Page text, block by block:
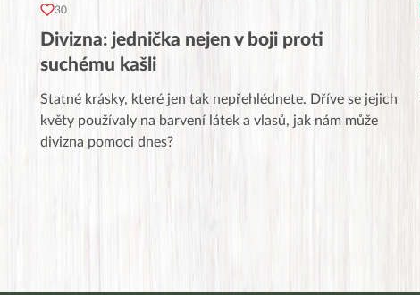
30
Divizna: jednička nejen v boji proti
suchému kašli
Statné krásky, které jen tak nepřehlédnete. Dříve se jejich
květy používaly na barvení látek a vlasů, jak nám může
divizna pomoci dnes?